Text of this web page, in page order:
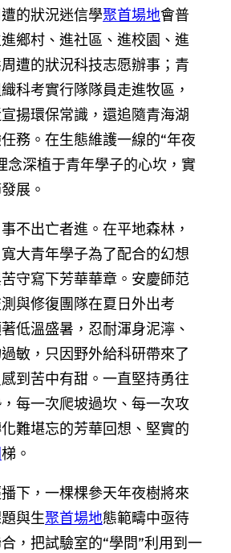
的狀況迷信學聚首場地會普
鄉村、進社區、進校園、進
遭的狀況科技志愿辦事；青
科考實行隊隊員走進牧區，
揚環保常識，還追隨青海湖
務。在生態維護一線的“年夜
念深植于青年學子的心坎，實
展。
不出亡者進。在平地森林，
大青年學子為了配合的幻想
守寫下芳華華章。安慶師范
與修復團隊在夏日外出考
低溫盛暑，忍耐渾身泥濘、
敏，只因野外給科研帶來了
到苦中有甜。一直堅持勇往
每一次爬坡過坎、每一次攻
難堪忘的芳華回想、堅實的
梯。
下，一棵棵參天年夜樹將來
與生聚首場地態範疇中亟待
，把試驗室的“學問”利用到一